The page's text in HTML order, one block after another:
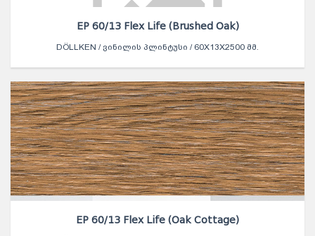
EP 60/13 Flex Life (Brushed Oak)
DÖLLKEN / ᲕᲘᲜᲘᲚᲘᲡ ᲞᲚᲘᲜᲢᲣᲡᲘ / 60X13X2500 ᲛᲛ.
EP 60/13 Flex Life (Oak Cottage)